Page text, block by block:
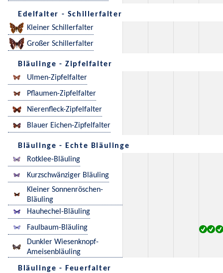
Edelfalter - Schillerfalter
Kleiner Schillerfalter
Großer Schillerfalter
Bläulinge - Zipfelfalter
Ulmen-Zipfelfalter
Pflaumen-Zipfelfalter
Nierenfleck-Zipfelfalter
Blauer Eichen-Zipfelfalter
Bläulinge - Echte Bläulinge
Rotklee-Bläuling
Kurzschwänziger Bläuling
Kleiner Sonnenröschen-
Bläuling
Hauhechel-Bläuling
Faulbaum-Bläuling
Dunkler Wiesenknopf-
Ameisenbläuling
Bläulinge - Feuerfalter